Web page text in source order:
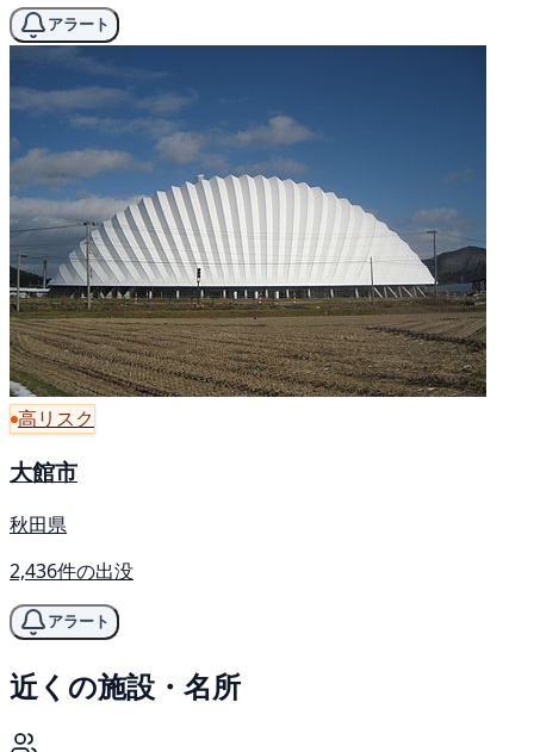
アラート
高リスク
大館市
秋田県
2,436件の出没
アラート
近くの施設・名所